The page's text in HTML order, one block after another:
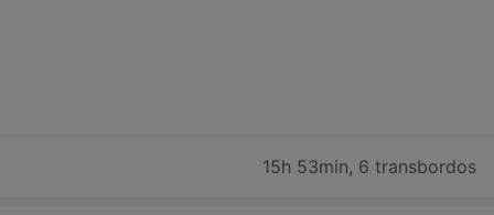
15h 53min, 6 transbordos